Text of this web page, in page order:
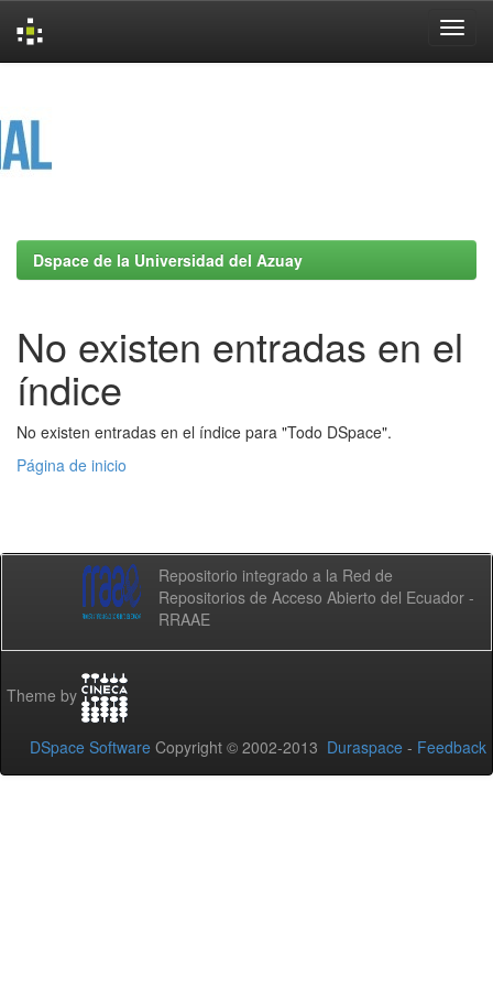
Dspace de la Universidad del Azuay
No existen entradas en el
índice
No existen entradas en el índice para "Todo DSpace".
Página de inicio
Repositorio integrado a la Red de
Repositorios de Acceso Abierto del Ecuador -
RRAAE
Theme by
DSpace Software Copyright © 2002-2013 Duraspace - Feedback